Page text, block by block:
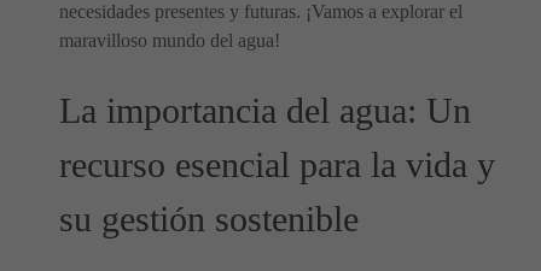
necesidades presentes y futuras. ¡Vamos a explorar el
maravilloso mundo del agua!
La importancia del agua: Un
recurso esencial para la vida y
su gestión sostenible